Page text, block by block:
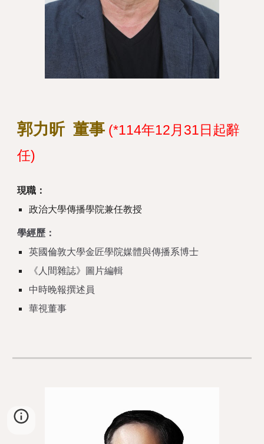
郭力昕董事 (*114年12月31日起辭
任)
現職：
政治大學傳播學院兼任教授
學經歷：
英國倫敦大學金匠學院媒體與傳播系博士
《人間雜誌》圖片編輯
中時晚報撰述員
華視董事